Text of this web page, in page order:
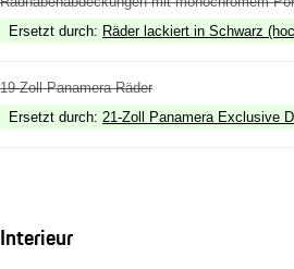
Ersetzt durch: Räder lackiert in Schwarz
19-Zoll Panamera Räder
Ersetzt durch: 21-Zoll Panamera Exclusive
Interieur